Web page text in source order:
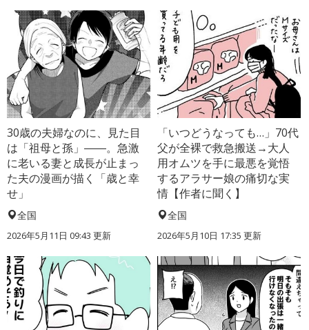
30歳の夫婦なのに、見た目
は「祖母と孫」――。急激
に老いる妻と成長が止まっ
た夫の漫画が描く「歳と幸
せ」
全国
2026年5月11日 09:43 更新
「いつどうなっても…」70代
父が全裸で救急搬送→大人
用オムツを手に最悪を覚悟
するアラサー娘の痛切な実
情【作者に聞く】
全国
2026年5月10日 17:35 更新